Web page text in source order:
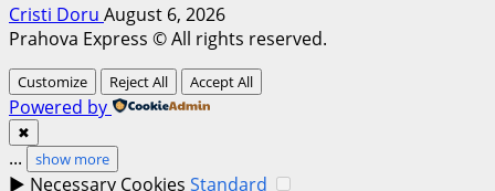
Cristi Doru August 6, 2026
Prahova Express © All rights reserved.
Customize Reject All Accept All
Powered by
✖
... show more
► Necessary Cookies Standard